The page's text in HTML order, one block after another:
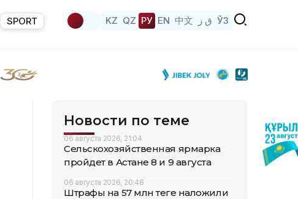
SPORT KZ QZ РУ EN 中文 ق ز ЎЗ
Новости по теме
06 августа 2026, 21:04
Сельскохозяйственная ярмарка
пройдет в Астане 8 и 9 августа
06 августа 2026, 20:48
Штрафы на 57 млн теңге наложили